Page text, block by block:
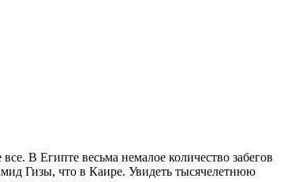
В Египте весьма немалое количество забегов
Гизы, что в Каире. Увидеть тысячелетнюю